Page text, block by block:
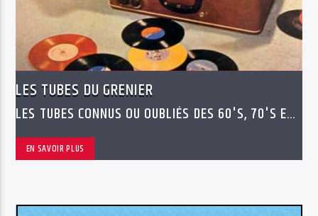
LES TUBES DU GRENIER
LES TUBES CONNUS OU OUBLIÉS DES 60'S, 70'S ET
EN SAVOIR PLUS